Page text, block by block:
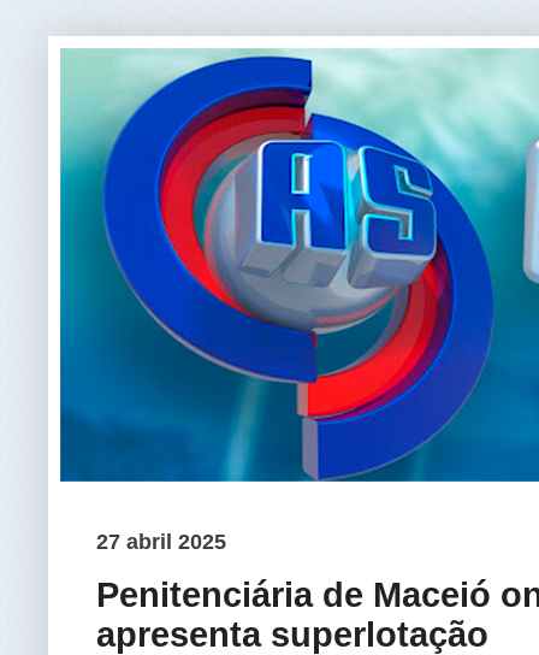
27 abril 2025
Penitenciária de Maceió
apresenta superlotação